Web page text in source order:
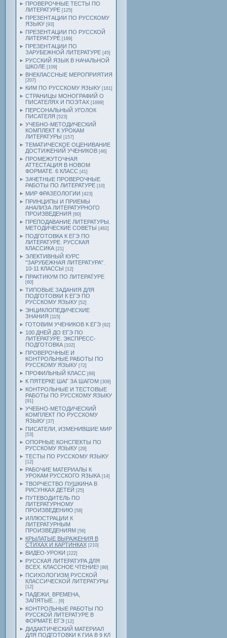
ПРОВЕРОЧНЫЕ ТЕСТЫ ПО
ЛИТЕРАТУРЕ [125]
ПРЕЗЕНТАЦИИ ПО РУССКОМУ
ЯЗЫКУ [93]
ПРЕЗЕНТАЦИИ ПО РУССКОЙ
ЛИТЕРАТУРЕ [189]
ПРЕЗЕНТАЦИИ ПО
ЗАРУБЕЖНОЙ ЛИТЕРАТУРЕ [45]
РУССКИЙ ЯЗЫК В НАЧАЛЬНОЙ
ШКОЛЕ [109]
ВНЕКЛАССНЫЕ МЕРОПРИЯТИЯ
[207]
КИМ ПО РУССКОМУ ЯЗЫКУ [161]
СТРАНИЦЫ МОНОГРАФИЙ О
ПИСАТЕЛЯХ И ПОЭТАХ [1699]
ПЕРСОНАЛЬНЫЙ УГОЛОК
ПИСАТЕЛЯ [523]
УЧЕБНО-МЕТОДИЧЕСКИЙ
КОМПЛЕКТ К УРОКАМ
ЛИТЕРАТУРЫ [157]
ТЕМАТИЧЕСКОЕ ОЦЕНИВАНИЕ
ДОСТИЖЕНИЙ УЧЕНИКОВ [46]
ПРОМЕЖУТОЧНАЯ
АТТЕСТАЦИЯ В НОВОМ
ФОРМАТЕ. 6 КЛАСС [41]
ЗАЧЕТНЫЕ ПРОВЕРОЧНЫЕ
РАБОТЫ ПО ЛИТЕРАТУРЕ [10]
МИР ФРАЗЕОЛОГИИ [423]
ПРИНЦИПЫ И ПРИЕМЫ
АНАЛИЗА ЛИТЕРАТУРНОГО
ПРОИЗВЕДЕНИЯ [60]
ПРЕПОДАВАНИЕ ЛИТЕРАТУРЫ.
МЕТОДИЧЕСКИЕ СОВЕТЫ [462]
ПОДГОТОВКА К ЕГЭ ПО
ЛИТЕРАТУРЕ. РУССКАЯ
КЛАССИКА [21]
ЭЛЕКТИВНЫЙ КУРС
"ЗАРУБЕЖНАЯ ЛИТЕРАТУРА".
10-11 КЛАССЫ [12]
ПРАКТИКУМ ПО ЛИТЕРАТУРЕ
[60]
ТИПОВЫЕ ЗАДАНИЯ ДЛЯ
ПОДГОТОВКИ К ЕГЭ ПО
РУССКОМУ ЯЗЫКУ [52]
ЭНЦИКЛОПЕДИЧЕСКИЕ
ЗНАНИЯ [115]
ГОТОВИМ УЧЕНИКОВ К ЕГЭ [92]
100 ДНЕЙ ДО ЕГЭ ПО
ЛИТЕРАТУРЕ. ЭКСПРЕСС-
ПОДГОТОВКА [102]
ПРОВЕРОЧНЫЕ И
КОНТРОЛЬНЫЕ РАБОТЫ ПО
РУССКОМУ ЯЗЫКУ [72]
ПРОФИЛЬНЫЙ КЛАСС [68]
К ПЯТЕРКЕ ШАГ ЗА ШАГОМ [309]
КОНТРОЛЬНЫЕ И ТЕСТОВЫЕ
РАБОТЫ ПО РУССКОМУ ЯЗЫКУ
[91]
УЧЕБНО-МЕТОДИЧЕСКИЙ
КОМПЛЕКТ ПО РУССКОМУ
ЯЗЫКУ [37]
ПИСАТЕЛИ, ИЗМЕНИВШИЕ МИР
[53]
ОПОРНЫЕ КОНСПЕКТЫ ПО
РУССКОМУ ЯЗЫКУ [29]
ТЕСТЫ ПО РУССКОМУ ЯЗЫКУ
[12]
РАБОЧИЕ МАТЕРИАЛЫ К
УРОКАМ РУССКОГО ЯЗЫКА [14]
ТВОРЧЕСТВО ПУШКИНА В
РИСУНКАХ ДЕТЕЙ [25]
ПУТЕВОДИТЕЛЬ ПО
ЛИТЕРАТУРНОМУ
ПРОИЗВЕДЕНИЮ [58]
ИЛЛЮСТРАЦИИ К
ЛИТЕРАТУРНЫМ
ПРОИЗВЕДЕНИЯМ [56]
КРЫЛАТЫЕ ВЫРАЖЕНИЯ В
СТИХАХ И КАРТИНКАХ [210]
ВИДЕО-УРОКИ [222]
РУССКАЯ ЛИТЕРАТУРА ДЛЯ
ВСЕХ. КЛАССНОЕ ЧТЕНИЕ! [86]
ПСИХОЛОГИЗМ РУССКОЙ
КЛАССИЧЕСКОЙ ЛИТЕРАТУРЫ
[12]
ПАДЕЖИ, ВРЕМЕНА,
ЗАПЯТЫЕ...
[6]
КОНТРОЛЬНЫЕ РАБОТЫ ПО
РУССКОЙ ЛИТЕРАТУРЕ В
ФОРМАТЕ ЕГЭ [12]
ДИДАКТИЧЕСКИЙ МАТЕРИАЛ
ДЛЯ ПОДГОТОВКИ К ГИА В 9 КЛ